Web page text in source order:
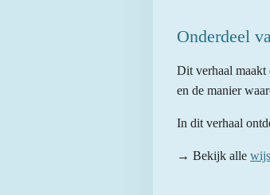
Onderdeel
Dit verhaal maakt
en de manier
In dit verhaal
→ Bekijk alle